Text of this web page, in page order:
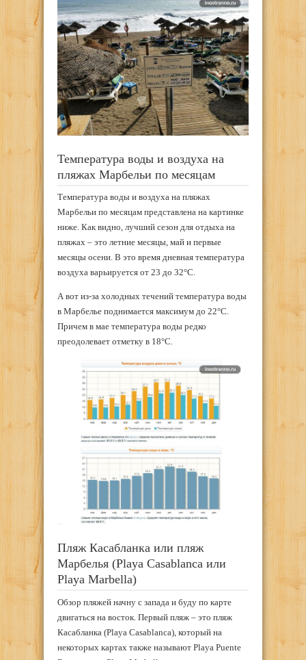
Температура воды и воздуха на
пляжах Марбельи по месяцам
Температура воды и воздуха на пляжах
Марбельи по месяцам представлена на картинке
ниже. Как видно, лучший сезон для отдыха на
пляжах – это летние месяцы, май и первые
месяцы осени. В это время дневная температура
воздуха варьируется от 23 до 32°С.
А вот из-за холодных течений температура воды
в Марбелье поднимается максимум до 22°С.
Причем в мае температура воды редко
преодолевает отметку в 18°С.
Пляж Касабланка или пляж
Марбелья (Playa Casablanca или
Playa Marbella)
Обзор пляжей начну с запада и буду по карте
двигаться на восток. Первый пляж – это пляж
Касабланка (Playa Casablanca), который на
некоторых картах также называют Playa Puente